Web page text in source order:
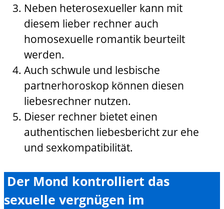
Neben heterosexueller kann mit
diesem lieber rechner auch
homosexuelle romantik beurteilt
werden.
Auch schwule und lesbische
partnerhoroskop können diesen
liebesrechner nutzen.
Dieser rechner bietet einen
authentischen liebesbericht zur ehe
und sexkompatibilität.
Der Mond kontrolliert das
sexuelle vergnügen im